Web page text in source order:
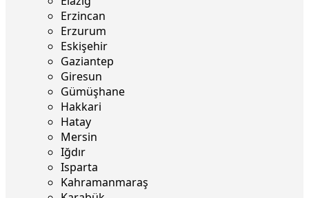
Erzincan
Erzurum
Eskişehir
Gaziantep
Giresun
Gümüşhane
Hakkari
Hatay
Mersin
Iğdır
Isparta
Kahramanmaraş